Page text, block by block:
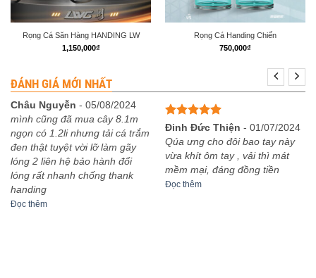
Rọng Cá Săn Hàng HANDING LW
1,150,000₫
Rọng Cá Handing Chiến
750,000₫
ĐÁNH GIÁ MỚI NHẤT
Châu Nguyễn - 05/08/2024
mình cũng đã mua cây 8.1m
ngọn có 1.2li nhưng tải cá trắm
đen thật tuyệt vời lỡ làm gãy
lóng 2 liên hệ bảo hành đổi
lóng rất nhanh chống thank
handing
Đọc thêm
Được xếp
hạng
sao
Đinh Đức Thiện - 01/07/2024
Qúa ưng cho đôi bao tay này
vừa khít ôm tay , vải thì mát
mềm mại, đáng đồng tiền
Đọc thêm